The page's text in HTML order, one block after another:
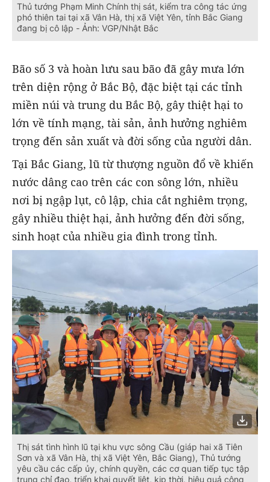
Thủ tướng Phạm Minh Chính thị sát, kiểm tra công tác ứng
phó thiên tai tại xã Vân Hà, thị xã Việt Yên, tỉnh Bắc Giang
đang bị cô lập - Ảnh: VGP/Nhật Bắc
Bão số 3 và hoàn lưu sau bão đã gây mưa lớn
trên diện rộng ở Bắc Bộ, đặc biệt tại các tỉnh
miền núi và trung du Bắc Bộ, gây thiệt hại to
lớn về tính mạng, tài sản, ảnh hưởng nghiêm
trọng đến sản xuất và đời sống của người dân.
Tại Bắc Giang, lũ từ thượng nguồn đổ về khiến
nước dâng cao trên các con sông lớn, nhiều
nơi bị ngập lụt, cô lập, chia cắt nghiêm trọng,
gây nhiều thiệt hại, ảnh hưởng đến đời sống,
sinh hoạt của nhiều gia đình trong tỉnh.
Thị sát tình hình lũ tại khu vực sông Cầu (giáp hai xã Tiên
Sơn và xã Vân Hà, thị xã Việt Yên, Bắc Giang), Thủ tướng
yêu cầu các cấp ủy, chính quyền, các cơ quan tiếp tục tập
trung chỉ đạo, triển khai quyết liệt, kịp thời, hiệu quả công